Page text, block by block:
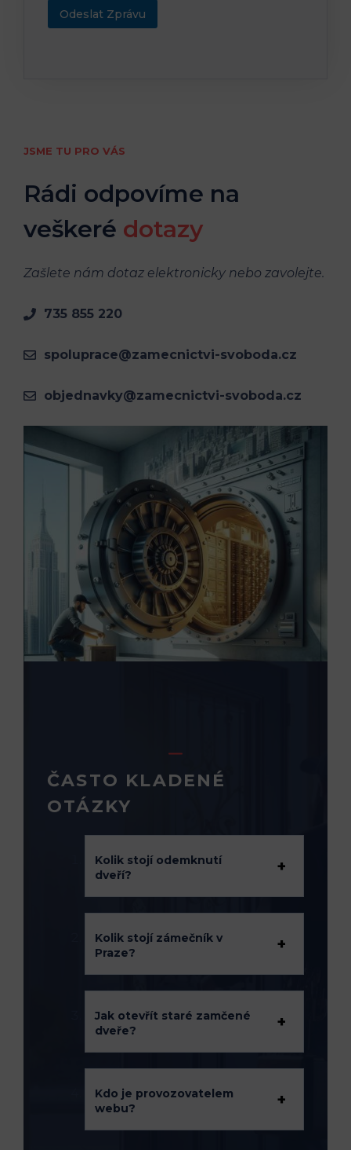
Odeslat Zprávu
JSME TU PRO VÁS
Rádi odpovíme na
veškeré dotazy
Zašlete nám dotaz elektronicky nebo zavolejte.
735 855 220
spoluprace@zamecnictvi-svoboda.cz
objednavky@zamecnictvi-svoboda.cz
ČASTO KLADENÉ
OTÁZKY
Kolik stojí odemknutí
dveří?
Kolik stojí zámečník v
Praze?
Jak otevřít staré zamčené
dveře?
Kdo je provozovatelem
webu?